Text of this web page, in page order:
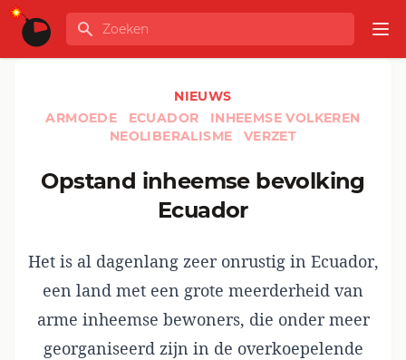
Ga naar de inhoud
GLOBALINFO
Zoeken
NIEUWS
ARMOEDE
ECUADOR
INHEEMSE VOLKEREN
NEOLIBERALISME
VERZET
Opstand inheemse bevolking
Ecuador
Het is al dagenlang zeer onrustig in Ecuador,
een land met een grote meerderheid van
arme inheemse bewoners, die onder meer
georganiseerd zijn in de overkoepelende